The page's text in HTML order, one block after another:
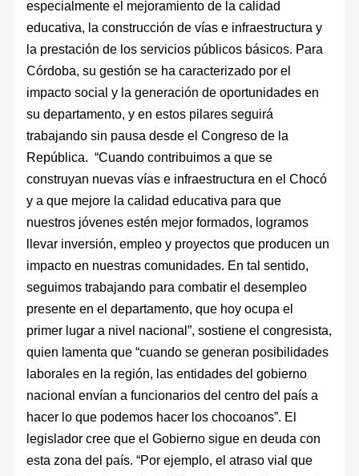
especialmente el mejoramiento de la calidad
educativa, la construcción de vías e infraestructura y
la prestación de los servicios públicos básicos. Para
Córdoba, su gestión se ha caracterizado por el
impacto social y la generación de oportunidades en
su departamento, y en estos pilares seguirá
trabajando sin pausa desde el Congreso de la
República. “Cuando contribuimos a que se
construyan nuevas vías e infraestructura en el Chocó
y a que mejore la calidad educativa para que
nuestros jóvenes estén mejor formados, logramos
llevar inversión, empleo y proyectos que producen un
impacto en nuestras comunidades. En tal sentido,
seguimos trabajando para combatir el desempleo
presente en el departamento, que hoy ocupa el
primer lugar a nivel nacional”, sostiene el congresista,
quien lamenta que “cuando se generan posibilidades
laborales en la región, las entidades del gobierno
nacional envían a funcionarios del centro del país a
hacer lo que podemos hacer los chocoanos”. El
legislador cree que el Gobierno sigue en deuda con
esta zona del país. “Por ejemplo, el atraso vial que